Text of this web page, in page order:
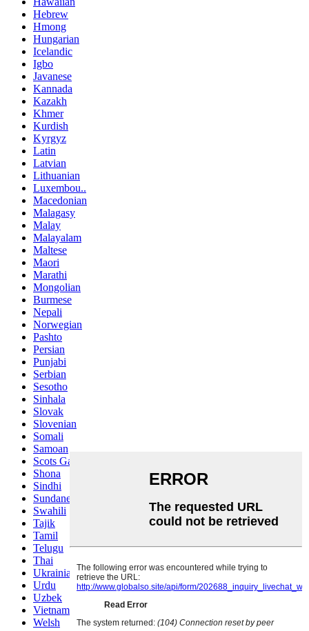
Hebrew
Hmong
Hungarian
Icelandic
Igbo
Javanese
Kannada
Kazakh
Khmer
Kurdish
Kyrgyz
Latin
Latvian
Lithuanian
Luxembou..
Macedonian
Malagasy
Malay
Malayalam
Maltese
Maori
Marathi
Mongolian
Burmese
Nepali
Norwegian
Pashto
Persian
Punjabi
Serbian
Sesotho
Sinhala
Slovak
Slovenian
Somali
Samoan
Scots Gaelic
Shona
Sindhi
Sundanese
Swahili
Tajik
Tamil
Telugu
Thai
Ukrainian
Urdu
Uzbek
Vietnamese
Welsh